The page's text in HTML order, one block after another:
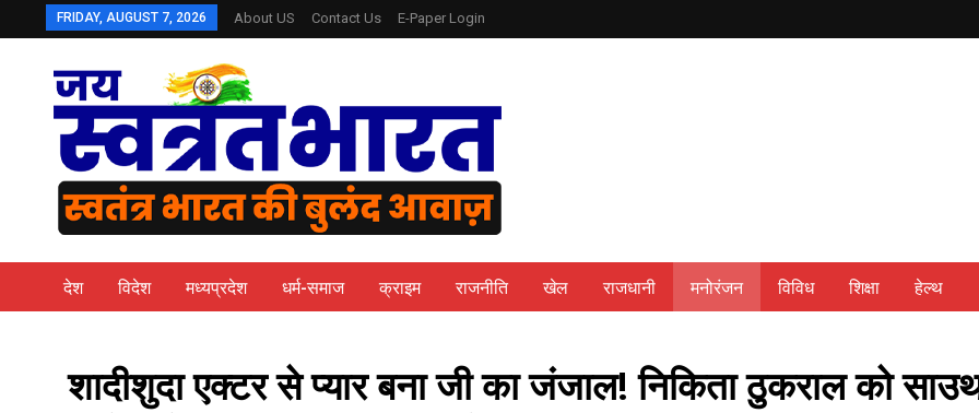
FRIDAY, AUGUST 7, 2026 About US Contact Us E-Paper Login
देश विदेश मध्यप्रदेश धर्म-समाज क्राइम राजनीति खेल राजधानी मनोरंजन विविध शिक्षा हेल्थ
शादीशुदा एक्टर से प्यार बना जी का जंजाल! निकिता ठुकराल को